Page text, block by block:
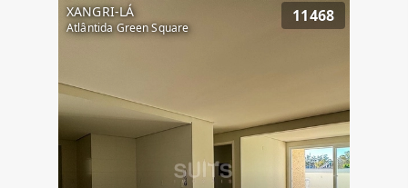
XANGRI-LÁ
Atlântida Green Square
11468